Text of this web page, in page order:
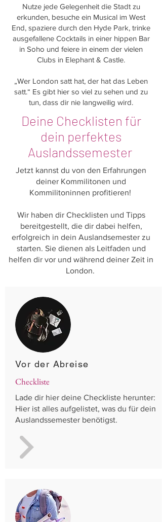
Nutze jede Gelegenheit die Stadt zu
erkunden, besuche ein Musical im West
End, spaziere durch den Hyde Park, trinke
ausgefallene Cocktails in einer hippen Bar
in Soho und feiere in einem der vielen
Clubs in Elephant & Castle.
„Wer London satt hat, der hat das Leben
satt.“ Es gibt hier so viel zu sehen und zu
tun, dass dir nie langweilig wird.
Deine Checklisten für
dein perfektes
Auslandssemester
Jetzt kannst du von den Erfahrungen
deiner Kommilitonen und
Kommilitoninnen profitieren!
Wir haben dir Checklisten und Tipps
bereitgestellt, die dir dabei helfen,
erfolgreich in dein Auslandsemester zu
starten. Sie dienen als Leitfaden und
helfen dir vor und während deiner Zeit in
London.
Vor der Abreise
Checkliste
Lade dir hier deine Checkliste herunter:
Hier ist alles aufgelistet, was du für dein
Auslandssemester benötigst.